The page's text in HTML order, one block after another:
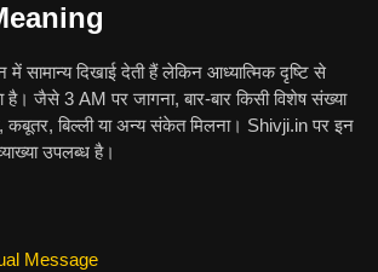
सामान्य दिखाई देती हैं लेकिन आध्यात्मिक दृष्टि से
है। जैसे 3 AM पर जागना, बार-बार किसी विशेष संख्या
कबूतर, बिल्ली या अन्य संकेत मिलना। Shivji.in पर इन
उपलब्ध है।
Message